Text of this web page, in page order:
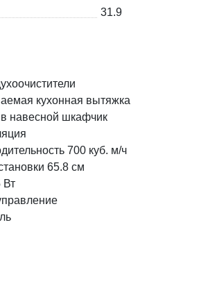
31.9
кухонная вытяжка
в навесной шкафчик
700 куб. м/ч
65.8 см
Вт